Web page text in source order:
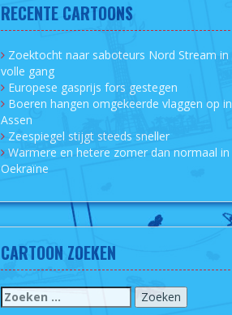
RECENTE CARTOONS
Zoektocht naar saboteurs Nord Stream in
volle gang
Europese gasprijs fors gestegen
Boeren hangen omgekeerde vlaggen op in
Assen
Zeespiegel stijgt steeds sneller
Warmere en hetere zomer dan normaal in
Oekraïne
CARTOON ZOEKEN
Zoeken
naar: